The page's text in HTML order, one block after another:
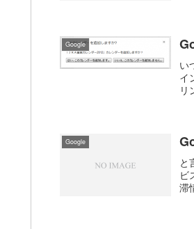
Google
い
イ
リ
Google
と
ビ
滞